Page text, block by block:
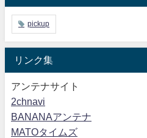
pickup
リンク集
アンテナサイト
2chnavi
BANANAアンテナ
MATOタイムズ